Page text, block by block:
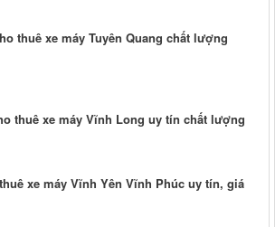
thuê xe máy Tuyên Quang chất lượng
thuê xe máy Vĩnh Long uy tín chất lượng
xe máy Vĩnh Yên Vĩnh Phúc uy tín, giá